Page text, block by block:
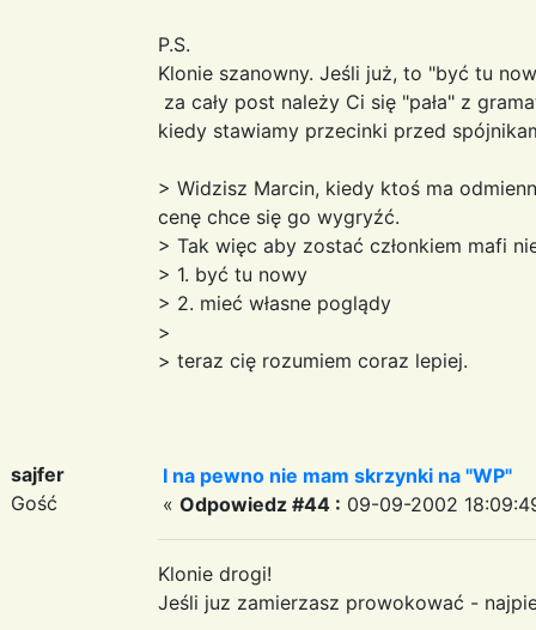
P.S.
Klonie szanowny. Jeśli już, to "być tu
za cały post należy Ci się "pała" z
kiedy stawiamy przecinki przed
> Widzisz Marcin, kiedy ktoś ma
cenę chce się go wygryźć.
> Tak więc aby zostać członkiem mafi
> 1. być tu nowy
> 2. mieć własne poglądy
>
> teraz cię rozumiem coraz lepiej.
sajfer
Gość
I na pewno nie mam skrzynki na "WP"
« Odpowiedz #44 : 09-09-2002
Klonie drogi!
Jeśli juz zamierzasz prowokować -